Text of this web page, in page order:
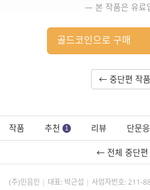
— 본 작품은 유료
골드코인으로 구매
← 중단편 작
작품 추천 1 리뷰 단문
← 전체 중단편
(주)민음인 대표: 박근섭 사업자번호: 211-